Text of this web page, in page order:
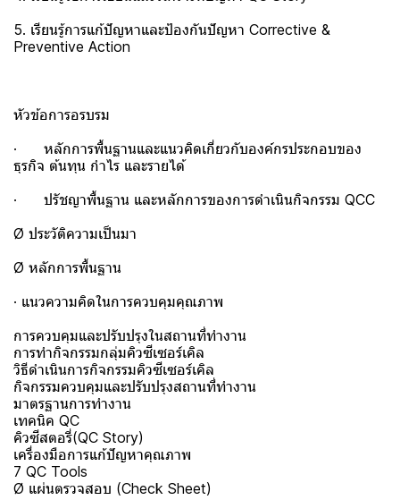
5. เรียนรู้การแก้ปัญหาและป้องกันปัญหา Corrective &
Preventive Action
หัวข้อการอรบรม
· หลักการพื้นฐานและแนวคิดเกี่ยวกับองค์กรประกอบของ
ธุรกิจ ต้นทุน กำไร และรายได้
· ปรัชญาพื้นฐาน และหลักการของการดำเนินกิจกรรม QCC
Ø ประวัติความเป็นมา
Ø หลักการพื้นฐาน
· แนวความคิดในการควบคุมคุณภาพ
การควบคุมและปรับปรุงในสถานที่ทำงาน
การทำกิจกรรมกลุ่มคิวซีเซอร์เคิล
วิธีดำเนินการกิจกรรมคิวซีเซอร์เคิล
กิจกรรมควบคุมและปรับปรุงสถานที่ทำงาน
มาตรฐานการทำงาน
เทคนิค QC
คิวซีสตอรี่(QC Story)
เครื่องมือการแก้ปัญหาคุณภาพ
7 QC Tools
Ø แผ่นตรวจสอบ (Check Sheet)